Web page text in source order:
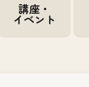
講座・
イベント